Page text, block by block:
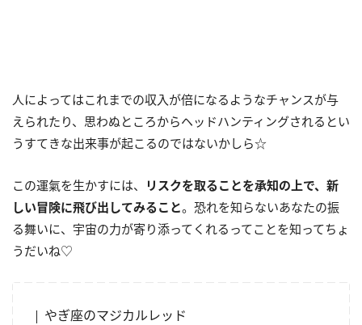
人によってはこれまでの収入が倍になるようなチャンスが与
えられたり、思わぬところからヘッドハンティングされるとい
うすてきな出来事が起こるのではないかしら☆
この運氣を生かすには、
リスクを取ることを承知の上で、新
しい冒険に飛び出してみること。恐れを知らないあなたの振
る舞いに、宇宙の力が寄り添ってくれるってことを知ってちょ
うだいね♡
やぎ座のマジカルレッド